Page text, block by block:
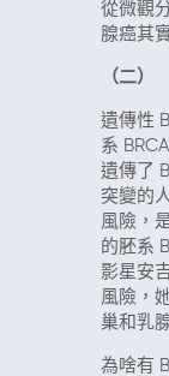
從微觀
腺癌其
（二）
遺傳性
系 BRCA
遺傳了
突變的
風險，
的胚系
影星安
風險，
巢和乳
為啥有